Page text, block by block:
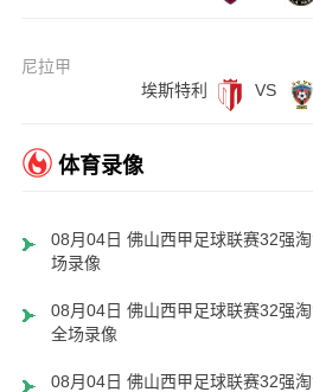
尼拉甲
埃斯特利
VS
体育录像
08月04日 佛山西甲足球联赛32强
场录像
08月04日 佛山西甲足球联赛32强
全场录像
08月04日 佛山西甲足球联赛32强